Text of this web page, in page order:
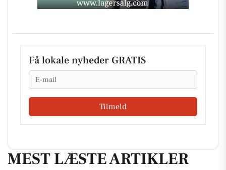
Få lokale nyheder GRATIS
Email
Tilmeld
MEST LÆSTE ARTIKLER